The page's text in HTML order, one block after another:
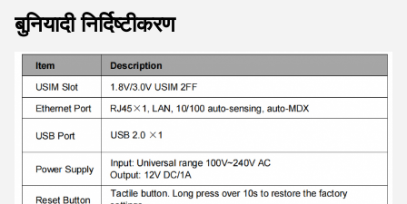
बुनियादी निर्दिष्टीकरण